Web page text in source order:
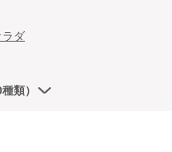
ダ
類）